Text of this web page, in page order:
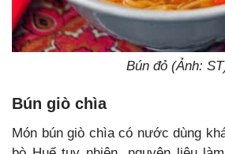
Bún đỏ (Ảnh:
Bún giò chìa
Món bún giò chìa có nước dùng